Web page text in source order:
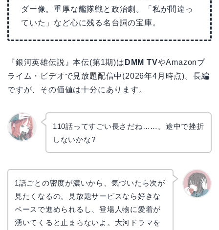
ダー像。重厚な艦隊戦と政治劇。「私が間違っ
ていた」など心に残る名台詞の宝庫。
『銀河英雄伝説』本伝(第1期)は DMM TVやAmazonプ
ライム・ビデオで見放題配信中(2026年4月時点)。長編
ですが、その価値は十分にあります。
110話ってすごい長さだね……。途中で挫折
しないかな?
1話ごとの密度が濃いから、気づいたら次が
見たくなるの。見放題サービスなら好きな
ペースで進められるし、登場人物に愛着が
湧いてくると止まらないよ。大河ドラマを